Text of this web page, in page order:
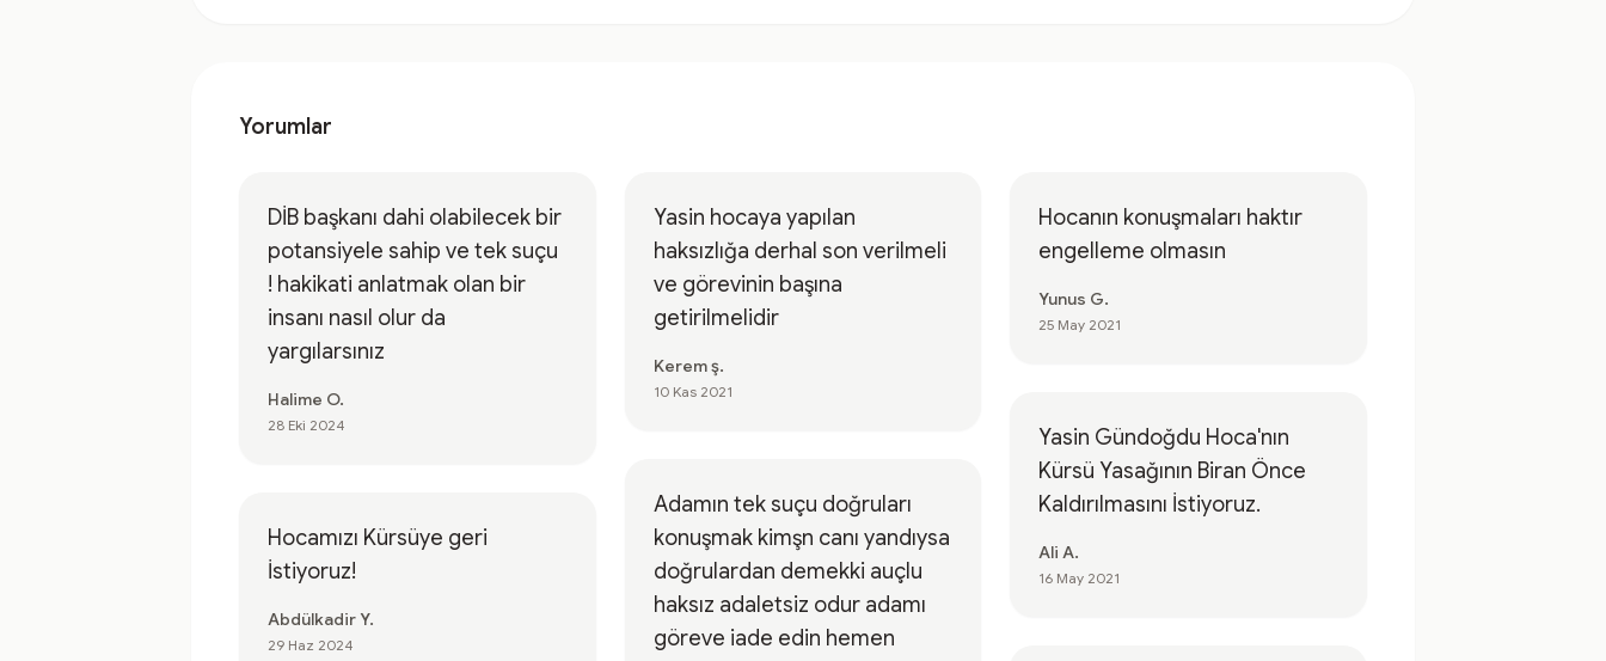
Yorumlar
DİB başkanı dahi olabilecek bir
potansiyele sahip ve tek suçu
! hakikati anlatmak olan bir
insanı nasıl olur da
yargılarsınız
Halime O.
28 Eki 2024
Hocamızı Kürsüye geri
İstiyoruz!
Abdülkadir Y.
29 Haz 2024
Yasin hocaya yapılan
haksızlığa derhal son verilmeli
ve görevinin başına
getirilmelidir
Kerem ş.
10 Kas 2021
Adamın tek suçu doğruları
konuşmak kimşn canı yandıysa
doğrulardan demekki auçlu
haksız adaletsiz odur adamı
göreve iade edin hemen
Hocanın konuşmaları haktır
engelleme olmasın
Yunus G.
25 May 2021
Yasin Gündoğdu Hoca'nın
Kürsü Yasağının Biran Önce
Kaldırılmasını İstiyoruz.
Ali A.
16 May 2021